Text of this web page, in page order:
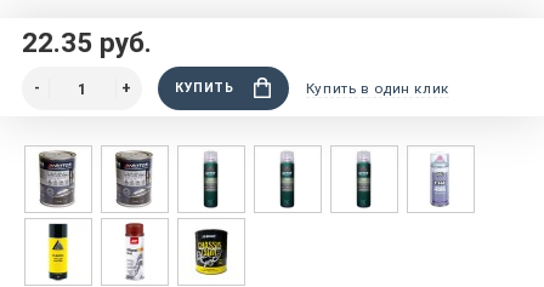
22.35 руб.
КУПИТЬ Купить в один клик